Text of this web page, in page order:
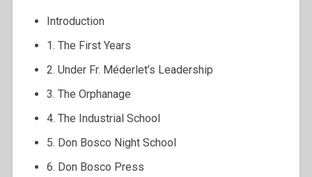
Introduction
1. The First Years
2. Under Fr. Méderlet’s Leadership
3. The Orphanage
4. The Industrial School
5. Don Bosco Night School
6. Don Bosco Press